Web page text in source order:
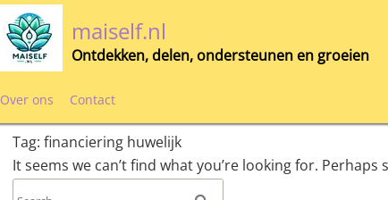
maiself.nl
Ontdekken, delen, ondersteunen en groeien
Over ons Contact
Tag:financiering huwelijk
It seems we can’t find what you’re looking for. Perhaps